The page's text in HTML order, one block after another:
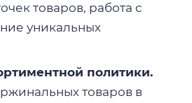
товаров, работа с
уникальных
политики.
товаров в